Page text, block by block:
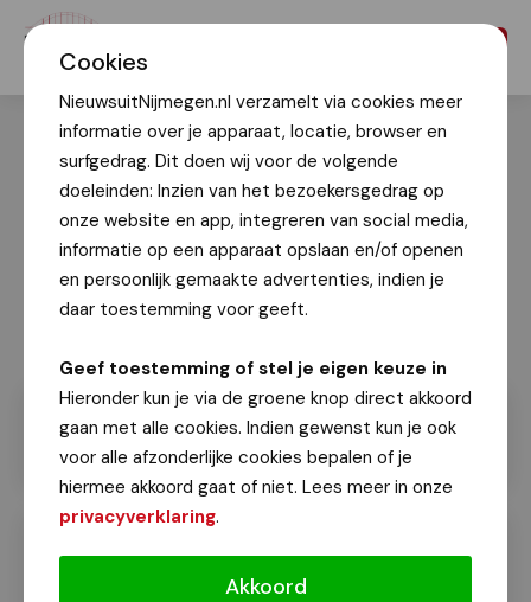
Cookies
NieuwsuitNijmegen.nl verzamelt via cookies meer
informatie over je apparaat, locatie, browser en
surfgedrag. Dit doen wij voor de volgende
doeleinden: Inzien van het bezoekersgedrag op
onze website en app, integreren van social media,
informatie op een apparaat opslaan en/of openen
en persoonlijk gemaakte advertenties, indien je
daar toestemming voor geeft.
Geef toestemming of stel je eigen keuze in
Hieronder kun je via de groene knop direct akkoord
gaan met alle cookies. Indien gewenst kun je ook
voor alle afzonderlijke cookies bepalen of je
hiermee akkoord gaat of niet. Lees meer in onze
privacyverklaring.
Akkoord
Sportief genieten tijdens Nijmeegse